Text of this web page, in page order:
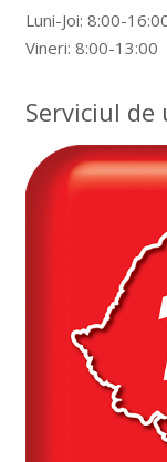
Luni-Joi: 8:00-
Vineri: 8:00-13:00
Serviciul de